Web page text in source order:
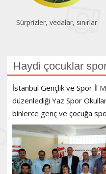
Sürprizler, vedalar, sınırlar
Haydi çocuklar
İstanbul Gençlik ve Spor İl
düzenlediği Yaz Spor
binlerce genç ve çocuğa